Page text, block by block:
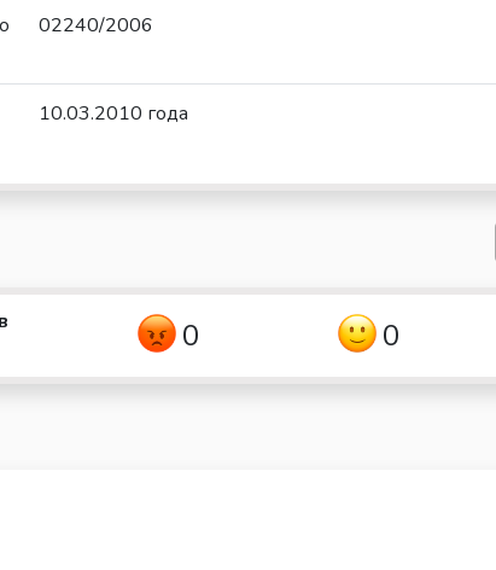
02240/2006
10.03.2010 года
0 0